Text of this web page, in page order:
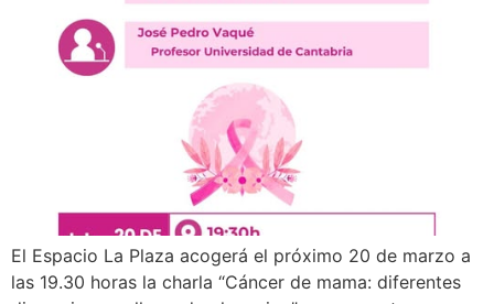
El Espacio La Plaza acogerá el próximo 20 de marzo a
las 19.30 horas la charla “Cáncer de mama: diferentes